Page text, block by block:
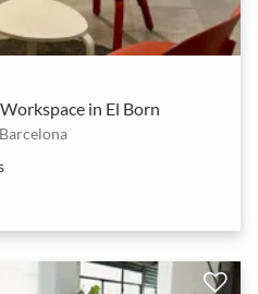
in El Born